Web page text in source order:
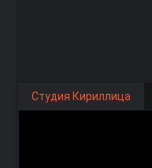
Студия Кириллица